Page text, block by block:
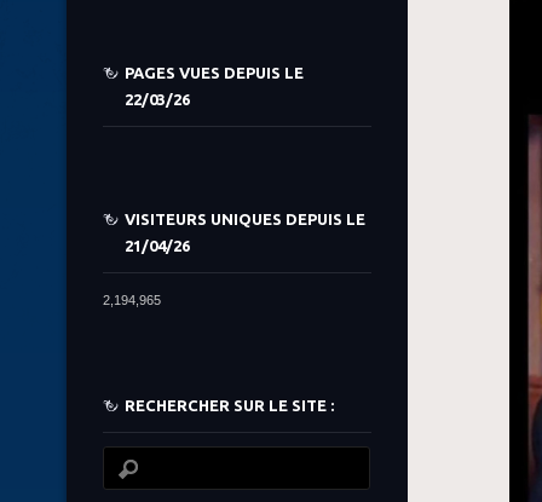
PAGES VUES DEPUIS LE
22/03/26
VISITEURS UNIQUES DEPUIS LE
21/04/26
2,194,965
RECHERCHER SUR LE SITE :